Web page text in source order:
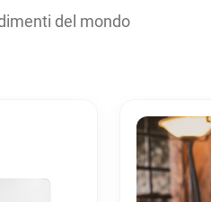
del mondo